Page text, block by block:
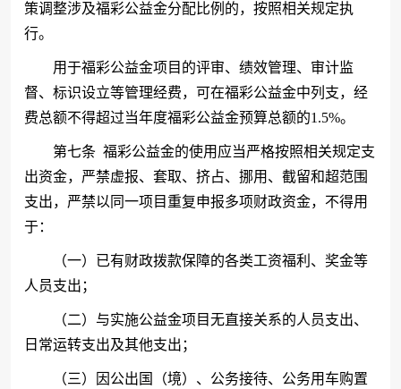
策调整涉及福彩公益金分配比例的，按照相关规定执
行。
用于福彩公益金项目的评审、绩效管理、审计监
督、标识设立等管理经费，可在福彩公益金中列支，经
费总额不得超过当年度福彩公益金预算总额的1.5%。
第七条 福彩公益金的使用应当严格按照相关规定支
出资金，严禁虚报、套取、挤占、挪用、截留和超范围
支出，严禁以同一项目重复申报多项财政资金，不得用
于：
（一）已有财政拨款保障的各类工资福利、奖金等
人员支出；
（二）与实施公益金项目无直接关系的人员支出、
日常运转支出及其他支出；
（三）因公出国（境）、公务接待、公务用车购置